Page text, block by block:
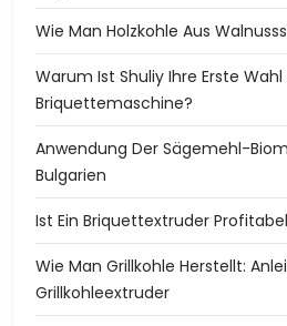
Wie Man Holzkohle Aus
Warum Ist Shuliy Ihre Erste Wahl
Briquettemaschine?
Anwendung Der Sägemehl-
Bulgarien
Ist Ein Briquettextruder
Wie Man Grillkohle Herstellt:
Grillkohleextruder